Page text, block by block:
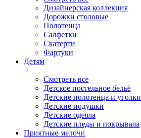
Дизайнерская коллекция
Дорожки столовые
Полотенца
Салфетки
Скатерти
Фартуки
Детям
Смотреть все
Детское постельное бельё
Детские полотенца и уголки
Детские подушки
Детские одеяла
Детские пледы и покрывала
Приятные мелочи